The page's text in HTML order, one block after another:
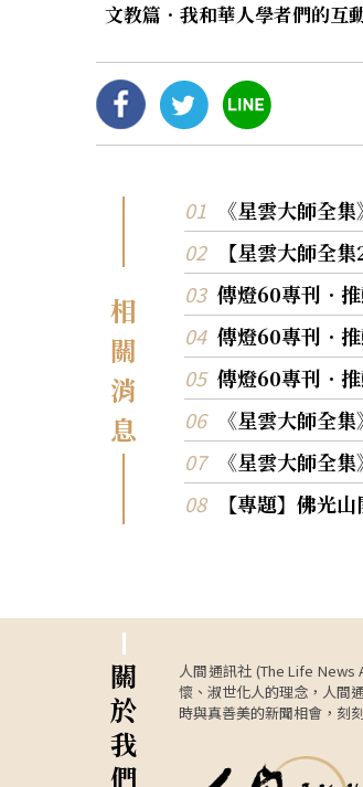
文教篇．我和華人學者們的互
相
關
消
息
《星雲大師全
【星雲大師全
傳燈60專刊．
傳燈60專刊．
傳燈60專刊．
《星雲大師全
《星雲大師全
【專題】佛光
關
於
我
們
人間通訊社 (The Life
懷、淑世化人的理念，人間
時與真善美的新聞相會，刻